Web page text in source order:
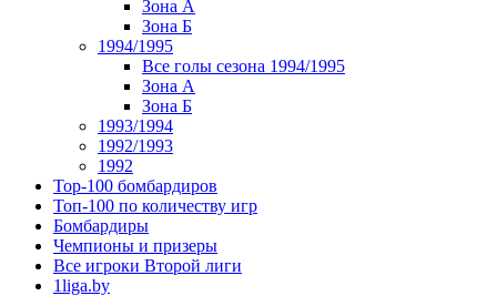
Зона А
Зона Б
1994/1995
Все голы сезона 1994/1995
Зона А
Зона Б
1993/1994
1992/1993
1992
Top-100 бомбардиров
Топ-100 по количеству игр
Бомбардиры
Чемпионы и призеры
Все игроки Второй лиги
1liga.by